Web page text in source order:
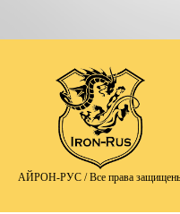
АЙРОН-РУС /Все права